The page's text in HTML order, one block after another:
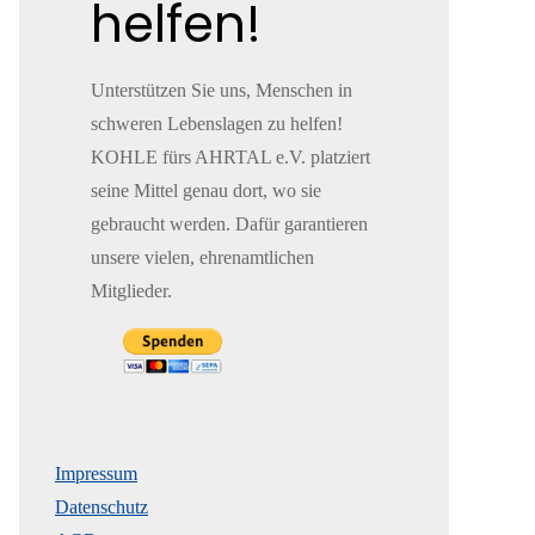
helfen!
Unterstützen Sie uns, Menschen in
schweren Lebenslagen zu helfen!
KOHLE fürs AHRTAL e.V. platziert
seine Mittel genau dort, wo sie
gebraucht werden. Dafür garantieren
unsere vielen, ehrenamtlichen
Mitglieder.
Impressum
Datenschutz